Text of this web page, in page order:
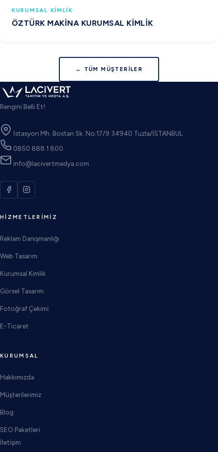
KURUMSAL KIMLIK
ÖZTÜRK MAKINA KURUMSAL KIMLIK
← TÜM MÜŞTERILER
Rengini Belli Et!
İstasyon Mh. Bostan Sk. No:17/9 34940 Tuzla/İSTANBUL
0850 888 1 800
info@lacivertmedya.com
HIZMETLERIMIZ
Reklam Danışmanlığı
Web Tasarım
Kurumsal Kimlik
Görsel Tasarım
Fotoğraf Çekimi
E-Ticaret
KURUMSAL
Hakkımızda
Müşterilerimiz
Blog
SEO Paketleri
İletişim